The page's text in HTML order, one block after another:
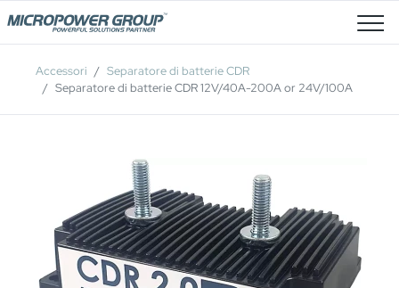
Posti Vacanti
Accessori
Separatore di batterie CDR
Separatore di batterie CDR 12V/40A-200A or 24V/100A